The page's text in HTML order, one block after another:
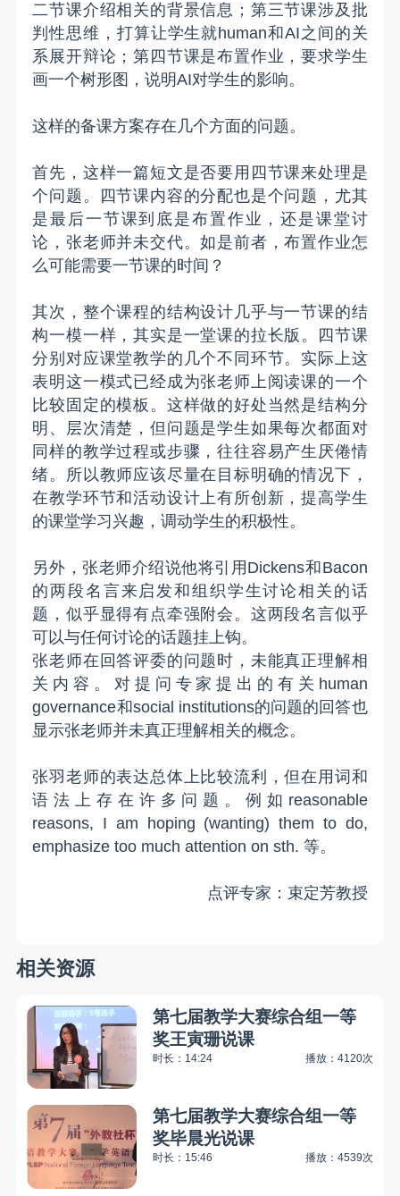
二节课介绍相关的背景信息；第三节课涉及批
判性思维，打算让学生就human和AI之间的关
系展开辩论；第四节课是布置作业，要求学生
画一个树形图，说明AI对学生的影响。
这样的备课方案存在几个方面的问题。
首先，这样一篇短文是否要用四节课来处理是
个问题。四节课内容的分配也是个问题，尤其
是最后一节课到底是布置作业，还是课堂讨
论，张老师并未交代。如是前者，布置作业怎
么可能需要一节课的时间？
其次，整个课程的结构设计几乎与一节课的结
构一模一样，其实是一堂课的拉长版。四节课
分别对应课堂教学的几个不同环节。实际上这
表明这一模式已经成为张老师上阅读课的一个
比较固定的模板。这样做的好处当然是结构分
明、层次清楚，但问题是学生如果每次都面对
同样的教学过程或步骤，往往容易产生厌倦情
绪。所以教师应该尽量在目标明确的情况下，
在教学环节和活动设计上有所创新，提高学生
的课堂学习兴趣，调动学生的积极性。
另外，张老师介绍说他将引用Dickens和Bacon
的两段名言来启发和组织学生讨论相关的话
题，似乎显得有点牵强附会。这两段名言似乎
可以与任何讨论的话题挂上钩。
张老师在回答评委的问题时，未能真正理解相
关内容。对提问专家提出的有关human
governance和social institutions的问题的回答也
显示张老师并未真正理解相关的概念。
张羽老师的表达总体上比较流利，但在用词和
语法上存在许多问题。例如reasonable
reasons, I am hoping (wanting) them to do,
emphasize too much attention on sth. 等。
点评专家：束定芳教授
相关资源
第七届教学大赛综合组一等
奖王寅珊说课
时长：14:24 播放：4120次
第七届教学大赛综合组一等
奖毕晨光说课
时长：15:46 播放：4539次